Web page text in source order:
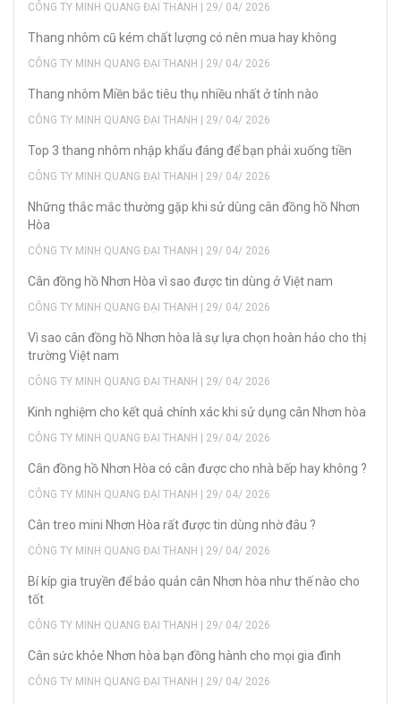
CÔNG TY MINH QUANG ĐẠI THANH | 29/ 04/ 2026
Thang nhôm cũ kém chất lượng có nên mua hay không
CÔNG TY MINH QUANG ĐẠI THANH | 29/ 04/ 2026
Thang nhôm Miền bắc tiêu thụ nhiều nhất ở tỉnh nào
CÔNG TY MINH QUANG ĐẠI THANH | 29/ 04/ 2026
Top 3 thang nhôm nhập khẩu đáng để bạn phải xuống tiền
CÔNG TY MINH QUANG ĐẠI THANH | 29/ 04/ 2026
Những thắc mắc thường gặp khi sử dùng cân đồng hồ Nhơn
Hòa
CÔNG TY MINH QUANG ĐẠI THANH | 29/ 04/ 2026
Cân đồng hồ Nhơn Hòa vì sao được tin dùng ở Việt nam
CÔNG TY MINH QUANG ĐẠI THANH | 29/ 04/ 2026
Vì sao cân đồng hồ Nhơn hòa là sự lựa chọn hoàn hảo cho thị
trường Việt nam
CÔNG TY MINH QUANG ĐẠI THANH | 29/ 04/ 2026
Kinh nghiệm cho kết quả chính xác khi sử dụng cân Nhơn hòa
CÔNG TY MINH QUANG ĐẠI THANH | 29/ 04/ 2026
Cân đồng hồ Nhơn Hòa có cân được cho nhà bếp hay không ?
CÔNG TY MINH QUANG ĐẠI THANH | 29/ 04/ 2026
Cân treo mini Nhơn Hòa rất được tin dùng nhờ đâu ?
CÔNG TY MINH QUANG ĐẠI THANH | 29/ 04/ 2026
Bí kíp gia truyền để bảo quản cân Nhơn hòa như thế nào cho
tốt
CÔNG TY MINH QUANG ĐẠI THANH | 29/ 04/ 2026
Cân sức khỏe Nhơn hòa bạn đồng hành cho mọi gia đình
CÔNG TY MINH QUANG ĐẠI THANH | 29/ 04/ 2026